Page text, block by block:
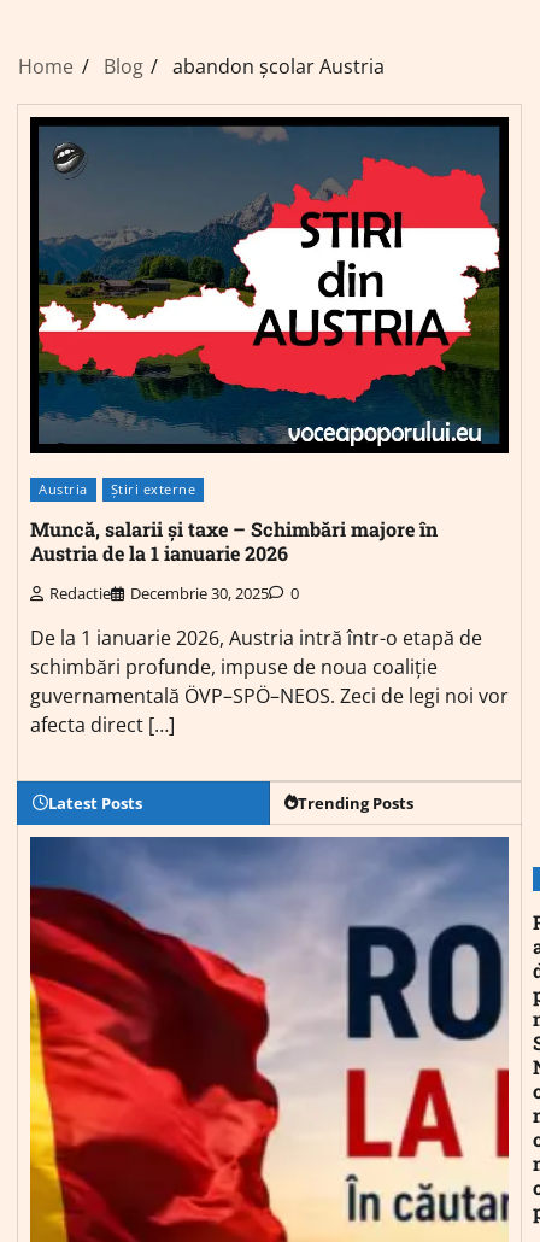
Home Blog abandon școlar Austria
Austria Știri externe
Muncă, salarii și taxe – Schimbări majore în
Austria de la 1 ianuarie 2026
Redactie Decembrie 30, 2025 0
De la 1 ianuarie 2026, Austria intră într-o etapă de
schimbări profunde, impuse de noua coaliție
guvernamentală ÖVP–SPÖ–NEOS. Zeci de legi noi vor
afecta direct […]
Latest Posts Trending Posts